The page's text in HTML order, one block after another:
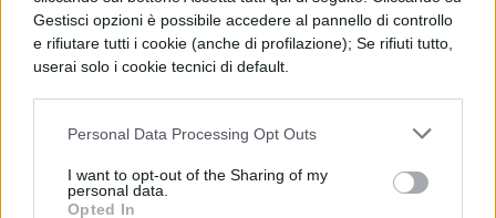
Gestisci opzioni è possibile accedere al pannello di controllo
e rifiutare tutti i cookie (anche di profilazione); Se rifiuti tutto,
userai solo i cookie tecnici di default.
Personal Data Processing Opt Outs
I want to opt-out of the Sharing of my
personal data.
Opted In
normativo è ilDecreto Ministeriale n. 706
del 4 giugno 2026.
che regolamenta il corso magistrale a ciclo